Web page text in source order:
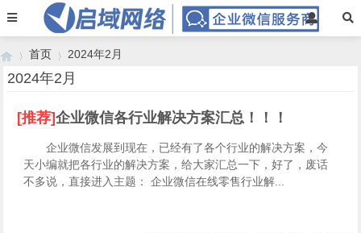
首页
›
2024年2月
2024年2月
[推荐]企业微信各行业解决方案汇总！！！
企业微信发展到现在，已经有了各个行业的解决方案，今
天小编就把各行业的解决方案，给大家汇总一下，好了，废话
不多说，直接进入主题： 企业微信在线零售行业解...